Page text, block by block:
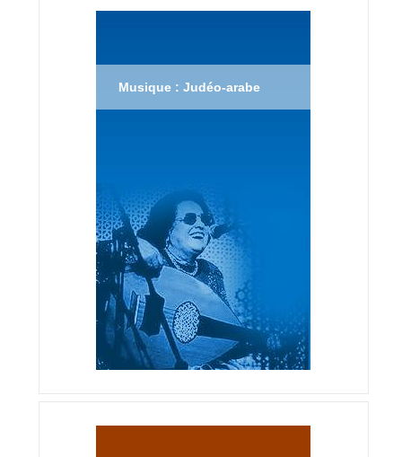
Musique : Judéo-arabe